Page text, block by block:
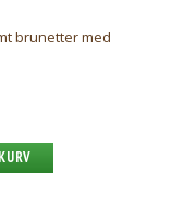
brunetter med